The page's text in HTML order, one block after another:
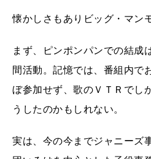
懐かしさもありビッグ・マン
まず、ピンポンパンでの結成
間活動。記憶では、番組内で
ぼ参加せず、歌のＶＴＲでし
うしたのかもしれない。
実は、今の今までジャニーズ